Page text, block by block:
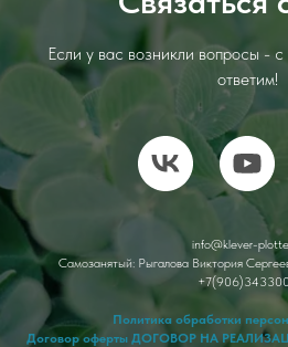
Если у вас возникли вопросы -
ответим!
info@klever-
Cамозанятый: Рыгалова Виктория
Политика обработки
Договор оферты ДОГОВОР НА